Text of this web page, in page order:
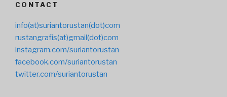
CONTACT
info(at)suriantorustan(dot)com
rustangrafis(at)gmail(dot)com
instagram.com/suriantorustan
facebook.com/suriantorustan
twitter.com/suriantorustan